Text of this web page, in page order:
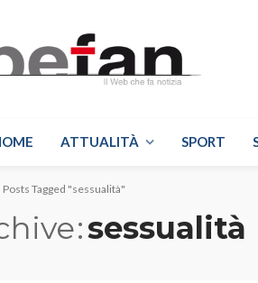
ATTUALITÀ SPORT
Posts Tagged "sessualità"
sessualità